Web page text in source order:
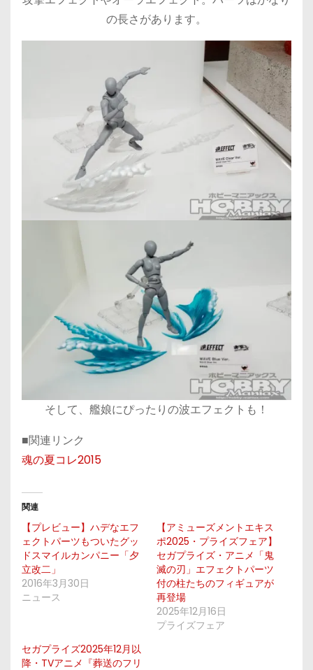
の長さがあります。
そして、艦娘にぴったりの波エフェクトも！
■関連リンク
魂の夏コレ2015
関連
【プレビュー】ハデなエフ
ェクトパーツもついたグッ
ドスマイルカンパニー「夕
立改二」
2016年3月30日
ニュース
【アミューズメントエキス
ポ2025・プライズフェア】
セガプライズ・アニメ「鬼
滅の刃」エフェクトパーツ
付の柱たちのフィギュアが
再登場
2025年12月16日
プライズフェア
セガプライズ2025年12月以
降・TVアニメ『葬送のフリ